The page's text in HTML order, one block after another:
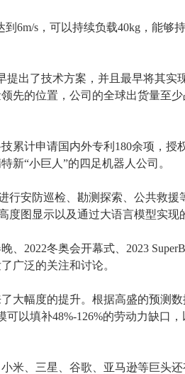
到 6m/s ，可以持续负载40kg， 能够
出了技术方案，并且最早将其实
先的位置，公司的全球出货量至少
累计申请国内外专利 180余项，授
新“小巨人”的四足机器人公司。
行安防巡检、勘测探索、公共救援
图显示以及通过大语言模型实现
、2022冬奥会开幕式、2023
广泛的关注和讨论。
大幅度的提升。根据高盛的预测数
以填补48%-126%的劳动力缺口，
米、三星、谷歌、亚马逊等巨头